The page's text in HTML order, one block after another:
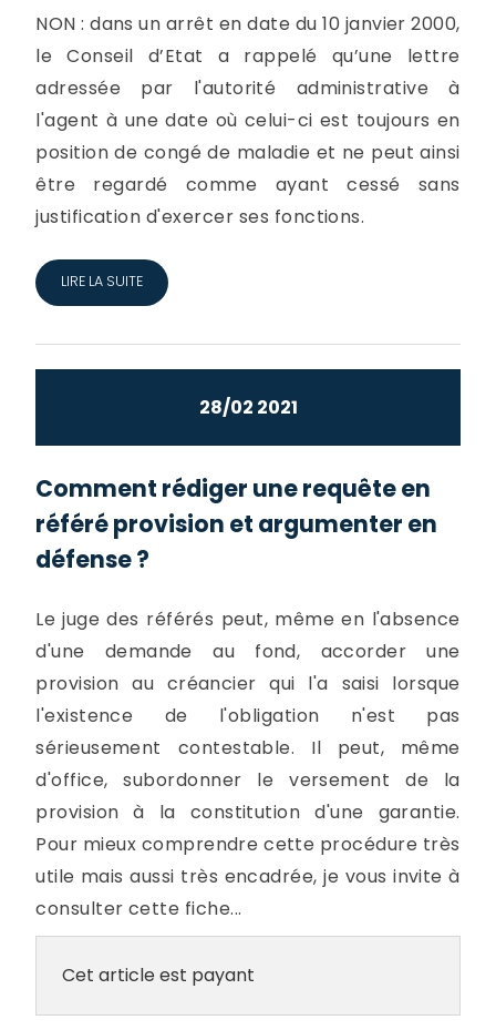
NON : dans un arrêt en date du 10 janvier 2000,
le Conseil d’Etat a rappelé qu’une lettre
adressée par l'autorité administrative à
l'agent à une date où celui-ci est toujours en
position de congé de maladie et ne peut ainsi
être regardé comme ayant cessé sans
justification d'exercer ses fonctions.
LIRE LA SUITE
28/02 2021
Comment rédiger une requête en
référé provision et argumenter en
défense ?
Le juge des référés peut, même en l'absence
d'une demande au fond, accorder une
provision au créancier qui l'a saisi lorsque
l'existence de l'obligation n'est pas
sérieusement contestable. Il peut, même
d'office, subordonner le versement de la
provision à la constitution d'une garantie.
Pour mieux comprendre cette procédure très
utile mais aussi très encadrée, je vous invite à
consulter cette fiche...
Cet article est payant